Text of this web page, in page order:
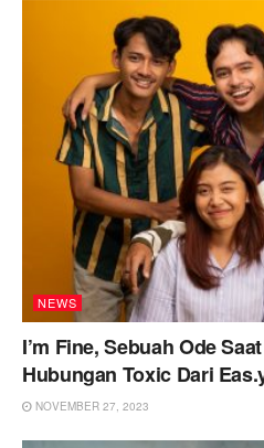
NEWS
I’m Fine, Sebuah Ode
Hubungan Toxic Dari
NOVEMBER 27, 2023